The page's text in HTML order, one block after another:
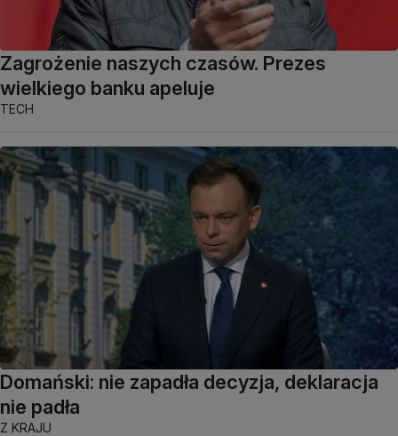
Zagrożenie naszych czasów. Prezes
wielkiego banku apeluje
TECH
Domański: nie zapadła decyzja, deklaracja
nie padła
Z KRAJU